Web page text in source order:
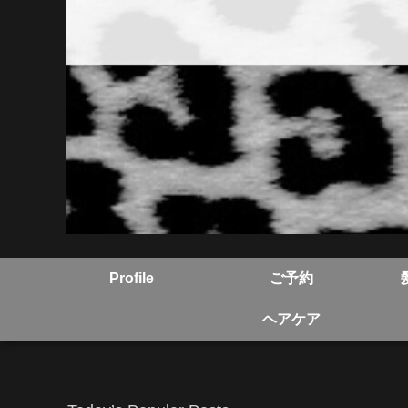
Profile ご予約
ヘアケア